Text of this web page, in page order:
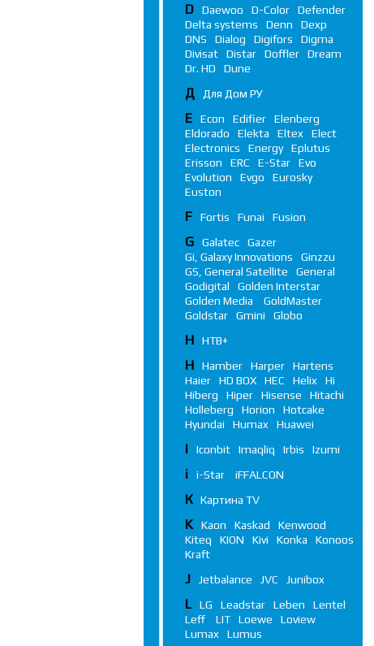
D Daewoo D-Color
Defender
Delta systems
Denn
Dexp
DNS
Dialog Digifors
Digma
Divisat
Distar Doffler
Dream
Dr. HD
Dune
Д Для Дом РУ
E Econ Edifier
Elenberg
Eldorado
Elekta Eltex
Elect
Electronics
Energy
Eplutus
Erisson
ERC E-Star
Evo
Evolution
Evgo
Eurosky
Euston
F Fortis Funai Fusion
G Galatec
Gazer
Gi, Galaxy Innovations
Ginzzu
GS, General Satellite
General
Godigital
Golden Interstar
Golden Media
GoldMaster
Goldstar
Gmini Globo
Н НТВ+
H Hamber Harper
Hartens
Haier
HD BOX HEC Helix
Hi
Hiberg
Hiper Hisense
Hitachi
Holleberg
Horion
Hotcake
Hyundai
Humax Huawei
I Iconbit Imaqliq Irbis Izumi
i i-Star iFFALСON
К Картина TV
K Kaon Kaskad
Kenwood
Kiteq
KION Kivi Konka
Konoos
Kraft
J Jetbalance JVC Junibox
L LG Leadstar Leben
Lentel
Leff
LIT Loewe
Loview
Lumax
Lumus